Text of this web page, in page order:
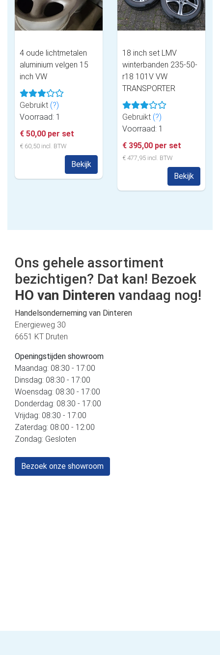
4 oude lichtmetalen
aluminium velgen 15
inch VW
Gebruikt (?)
Voorraad: 1
€ 50,00 per set
€ 60,50 incl. BTW
Bekijk
18 inch set LMV
winterbanden 235-50-
r18 101V VW
TRANSPORTER
Gebruikt (?)
Voorraad: 1
€ 395,00 per set
€ 477,95 incl. BTW
Bekijk
Ons gehele assortiment
bezichtigen? Dat kan! Bezoek
HO van Dinteren vandaag nog!
Handelsonderneming van Dinteren
Energieweg 30
6651 KT Druten
Openingstijden showroom
Maandag: 08:30 - 17:00
Dinsdag: 08:30 - 17:00
Woensdag: 08:30 - 17:00
Donderdag: 08:30 - 17:00
Vrijdag: 08:30 - 17:00
Zaterdag: 08:00 - 12:00
Zondag: Gesloten
Bezoek onze showroom